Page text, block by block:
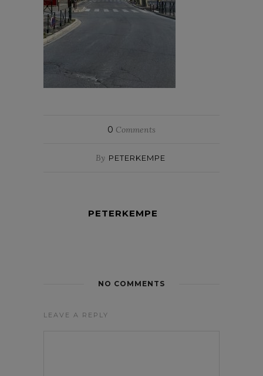
0 Comments
By PETERKEMPE
PETERKEMPE
NO COMMENTS
LEAVE A REPLY